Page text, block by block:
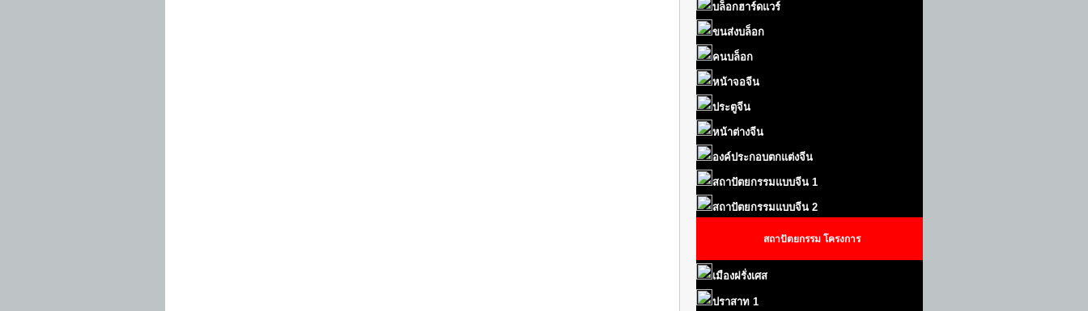
บล็อกฮาร์ดแวร์
ขนส่งบล็อก
คนบล็อก
หน้าจอจีน
ประตูจีน
หน้าต่างจีน
องค์ประกอบตกแต่งจีน
สถาปัตยกรรมแบบจีน 1
สถาปัตยกรรมแบบจีน 2
สถาปัตยกรรม โครงการ
เมืองฝรั่งเศส
ปราสาท 1